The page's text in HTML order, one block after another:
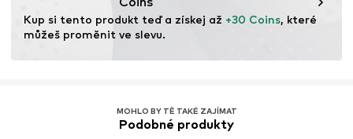
Kup si tento produkt teď a získej až +30 Coins, které
můžeš proměnit ve slevu.
MOHLO BY TĚ TAKÉ ZAJÍMAT
Podobné produkty